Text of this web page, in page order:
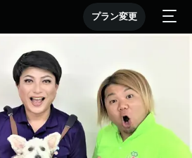
プラン変更